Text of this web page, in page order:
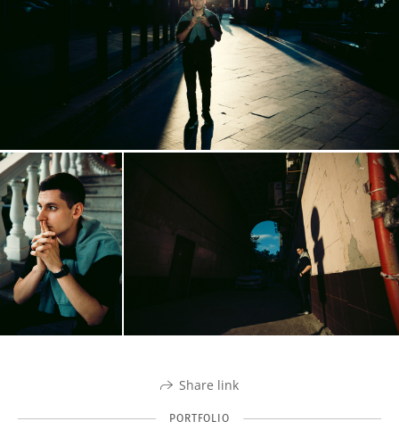
Share link
PORTFOLIO